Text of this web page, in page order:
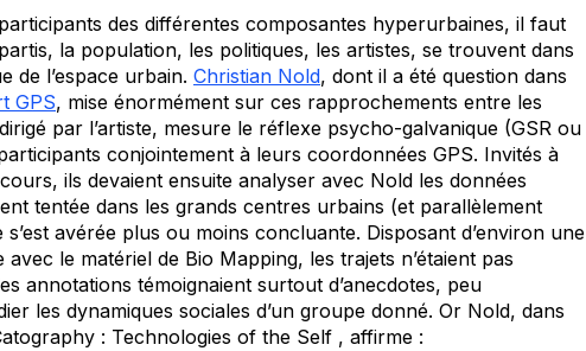
des différentes composantes hyperurbaines, il faut
la population, les politiques, les artistes, se trouvent dans
de l’espace urbain. Christian Nold, dont il a été question dans
GPS, mise énormément sur ces rapprochements entre les
par l’artiste, mesure le réflexe psycho-galvanique (GSR ou
conjointement à leurs coordonnées GPS. Invités à
ils devaient ensuite analyser avec Nold les données
tentée dans les grands centres urbains (et parallèlement
s’est avérée plus ou moins concluante. Disposant d’environ une
avec le matériel de Bio Mapping, les trajets n’étaient pas
annotations témoignaient surtout d’anecdotes, peu
les dynamiques sociales d’un groupe donné. Or Nold, dans
: Technologies of the Self , affirme :